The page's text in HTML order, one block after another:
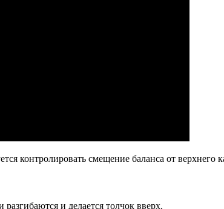
контролировать смещение баланса от верхнего
и делается толчок вверх.